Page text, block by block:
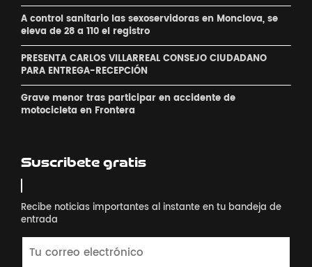
A control sanitario las sexoservidoras en Monclova, se
eleva de 28 a 110 el registro
PRESENTA CARLOS VILLARREAL CONSEJO CIUDADANO
PARA ENTREGA-RECEPCIÓN
Grave menor tras participar en accidente de
motocicleta en Frontera
Suscribete gratis
Recibe noticias importantes al instante en tu bandeja de
entrada